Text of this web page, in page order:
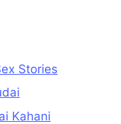
Stories
Kahani